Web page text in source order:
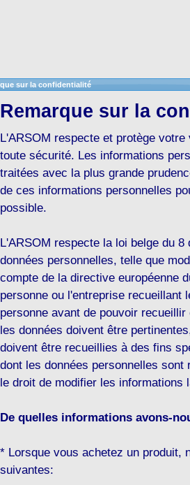
sur la confidentialité
Remarque sur la
L'ARSOM respecte et protège
toute sécurité. Les informations
traitées avec la plus grande
de ces informations personnelles
possible.
L'ARSOM respecte la loi belge du
données personnelles, telle que
compte de la directive européenne
personne ou l'entreprise recueillant
personne avant de pouvoir
les données doivent être
doivent être recueillies à des fins
dont les données personnelles
le droit de modifier les informations
De quelles informations avons-
* Lorsque vous achetez un produit,
suivantes: